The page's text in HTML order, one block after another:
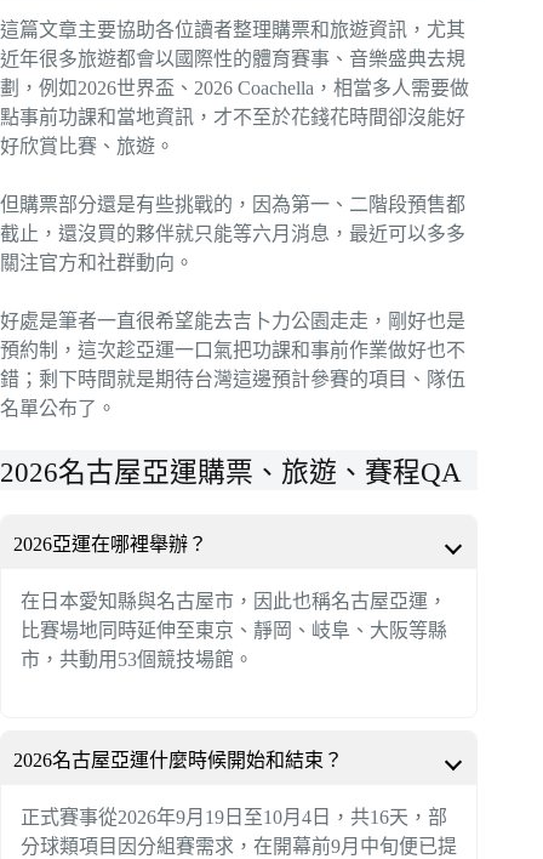
這篇文章主要協助各位讀者整理購票和旅遊資訊，尤其
近年很多旅遊都會以國際性的體育賽事、音樂盛典去規
劃，例如2026世界盃、2026 Coachella，相當多人需要做
點事前功課和當地資訊，才不至於花錢花時間卻沒能好
好欣賞比賽、旅遊。
但購票部分還是有些挑戰的，因為第一、二階段預售都
截止，還沒買的夥伴就只能等六月消息，最近可以多多
關注官方和社群動向。
好處是筆者一直很希望能去吉卜力公園走走，剛好也是
預約制，這次趁亞運一口氣把功課和事前作業做好也不
錯；剩下時間就是期待台灣這邊預計參賽的項目、隊伍
名單公布了。
2026名古屋亞運購票、旅遊、賽程QA
2026亞運在哪裡舉辦？
在日本愛知縣與名古屋市，因此也稱名古屋亞運，
比賽場地同時延伸至東京、靜岡、岐阜、大阪等縣
市，共動用53個競技場館。
2026名古屋亞運什麼時候開始和結束？
正式賽事從2026年9月19日至10月4日，共16天，部
分球類項目因分組賽需求，在開幕前9月中旬便已提